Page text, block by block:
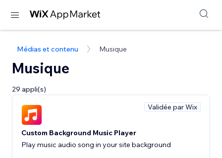
Médias et contenu Musique
Musique
29 appli(s)
Validée par Wix
Custom Background Music Player
Play music audio song in your site background